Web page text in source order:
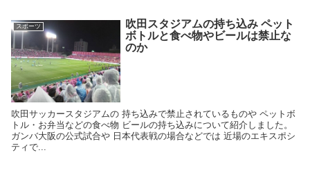
スポーツ
吹田スタジアムの持ち込み ペット
ボトルと食べ物やビールは禁止な
のか
吹田サッカースタジアムの 持ち込みで禁止されているものや ペットボ
トル・お弁当などの食べ物 ビールの持ち込みについて紹介しました。
ガンバ大阪の公式試合や 日本代表戦の場合などでは 近場のエキスポシ
ティで...